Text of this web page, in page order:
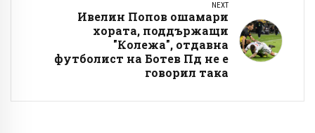
NEXT
Ивелин Попов ошамари
хората, поддържащи
"Колежа", отдавна
футболист на Ботев Пд не е
говорил така